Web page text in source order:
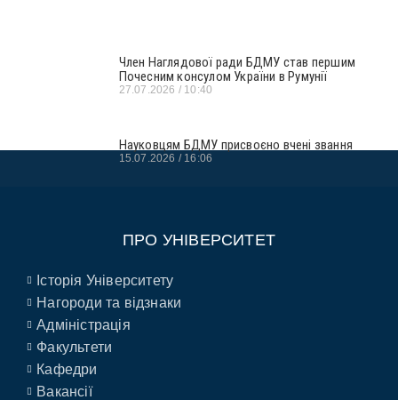
Член Наглядової ради БДМУ став першим
Почесним консулом України в Румунії
27.07.2026 10:40
Науковцям БДМУ присвоєно вчені звання
15.07.2026 16:06
ПРО УНІВЕРСИТЕТ
Історія Університету
Нагороди та відзнаки
Адміністрація
Факультети
Кафедри
Вакансії